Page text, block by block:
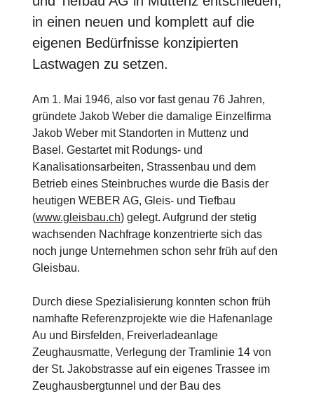
in einen neuen und komplett auf die
eigenen Bedürfnisse konzipierten
Lastwagen zu setzen.
Am 1. Mai 1946, also vor fast genau 76 Jahren,
gründete Jakob Weber die damalige Einzelfirma
Jakob Weber mit Standorten in Muttenz und
Basel. Gestartet mit Rodungs- und
Kanalisationsarbeiten, Strassenbau und dem
Betrieb eines Steinbruches wurde die Basis der
heutigen WEBER AG, Gleis- und Tiefbau
(www.gleisbau.ch) gelegt. Aufgrund der stetig
wachsenden Nachfrage konzentrierte sich das
noch junge Unternehmen schon sehr früh auf den
Gleisbau.
Durch diese Spezialisierung konnten schon früh
namhafte Referenzprojekte wie die Hafenanlage
Au und Birsfelden, Freiverladeanlage
Zeughausmatte, Verlegung der Tramlinie 14 von
der St. Jakobstrasse auf ein eigenes Trassee im
Zeughausbergtunnel und der Bau des